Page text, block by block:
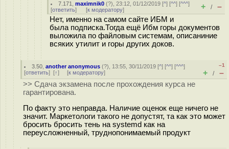
7.171 ,maximnik0 (?), 23:12, 01/12/2019 [^] [^^] [^^^]
[ответить] [к модератору] + / –
Нет, именно на самом сайте ИБМ и
была подписка.Тогда ещё Ибм горы документов
выложила по файловым системам, описаниние
всяких утилит и горы других доков.
3.50 ,another anonymous (?), 13:55, 30/11/2019 [^] [^^] [^^^]
[ответить] [↑] [к модератору]
–1
+ / –
>> Сдача экзамена после прохождения курса не
гарантирована.
По факту это неправда. Наличие оценок еще ничего не
значит. Маркетологи такого не допустят, та как это может
бросить бросить тень на systemd как на
переусложненный, труднопонимаемый продукт